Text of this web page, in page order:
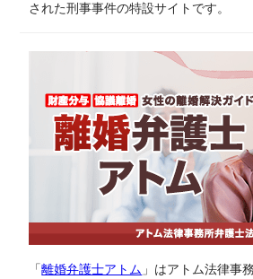
された刑事事件の特設サイトです。
「離婚弁護士アトム 」はアトム法律事